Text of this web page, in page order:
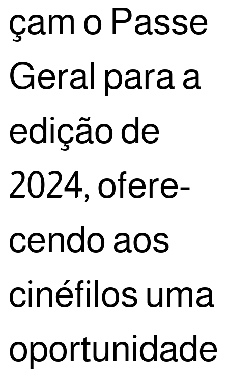
çam o Pas­se
Geral para a
edi­ção de
2024, ofe­re­
cen­do aos
ciné­fi­los uma
opor­tu­ni­da­de